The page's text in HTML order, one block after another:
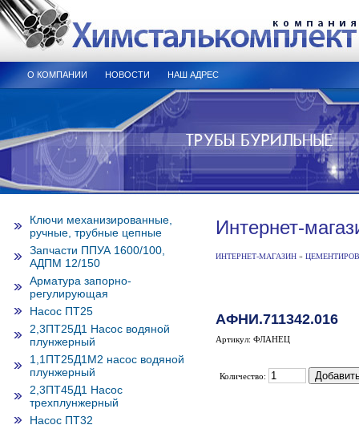
О КОМПАНИИ НОВОСТИ НАШ АДРЕС
Ключи механизированные,
ручные, трубные цепные
Запчасти ППУА 1600/100,
АДПМ 12/150
Арматура запорно-
регулирующая
Насос ПТ25
2,3ПТ25Д1 Насос водяной
плунжерный
1,1ПТ25Д1М2 насос водяной
плунжерный
2,3ПТ45Д1 Насос
трехплунжерный
Насос ПТ32
Интернет-
ИНТЕРНЕТ-МАГАЗИН »
АФНИ.711342.016
Артикул: ФЛАНЕЦ
Количество: